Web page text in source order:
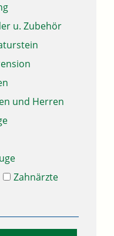
u. Zubehör
und Herren
Zahnärzte